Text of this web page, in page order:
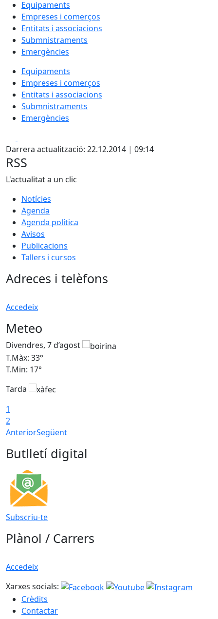
Equipaments
Empreses i comerços
Entitats i associacions
Submnistraments
Emergències
Equipaments
Empreses i comerços
Entitats i associacions
Submnistraments
Emergències
Darrera actualització: 22.12.2014 | 09:14
RSS
L'actualitat a un clic
Notícies
Agenda
Agenda política
Avisos
Publicacions
Tallers i cursos
Adreces i telèfons
Accedeix
Meteo
Divendres, 7 d’agost
T.Màx: 33°
T.Min: 17°
Tarda
1
2
AnteriorSegüent
Butlletí digital
Subscriu-te
Plànol / Carrers
Accedeix
Xarxes socials:
Crèdits
Contactar